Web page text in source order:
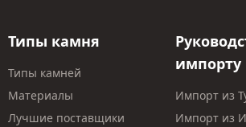
Типы камня
Типы камней
Материалы
Лучшие поставщики
импорту
Импорт из
Импорт из